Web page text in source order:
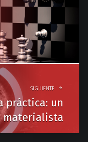
SIGUIENTE
práctica: un
materialista